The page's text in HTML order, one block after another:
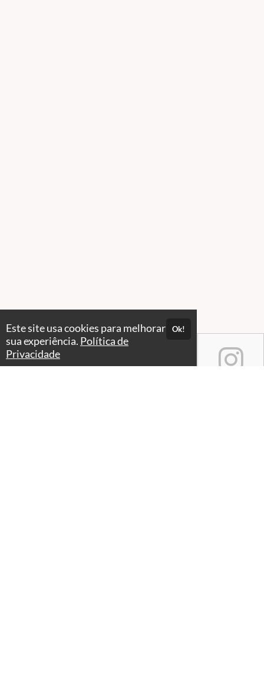
Este site usa cookies para melhorar
sua experiência. Política de
Privacidade
Ok!